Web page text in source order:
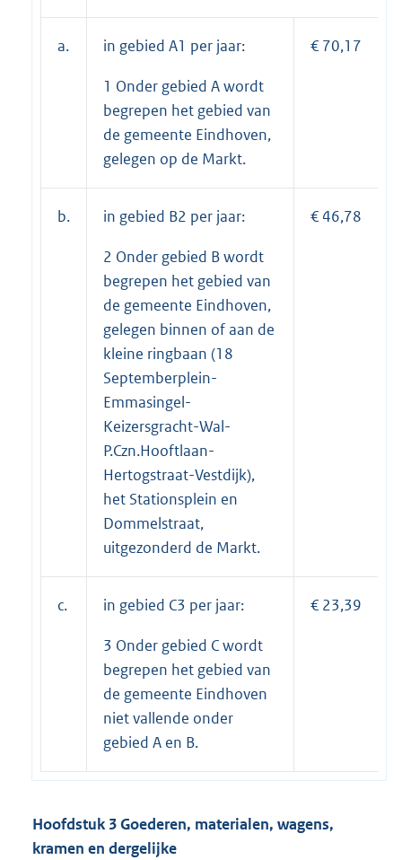
a. in gebied A1 per jaar:
1 Onder gebied A wordt
begrepen het gebied van
de gemeente Eindhoven,
gelegen op de Markt.
€ 70,17
b. in gebied B2 per jaar:
2 Onder gebied B wordt
begrepen het gebied van
de gemeente Eindhoven,
gelegen binnen of aan de
kleine ringbaan (18
Septemberplein-
Emmasingel-
Keizersgracht-Wal-
P.Czn.Hooftlaan-
Hertogstraat-Vestdijk),
het Stationsplein en
Dommelstraat,
uitgezonderd de Markt.
€ 46,78
c. in gebied C3 per jaar:
3 Onder gebied C wordt
begrepen het gebied van
de gemeente Eindhoven
niet vallende onder
gebied A en B.
€ 23,39
Hoofdstuk 3 Goederen, materialen, wagens,
kramen en dergelijke